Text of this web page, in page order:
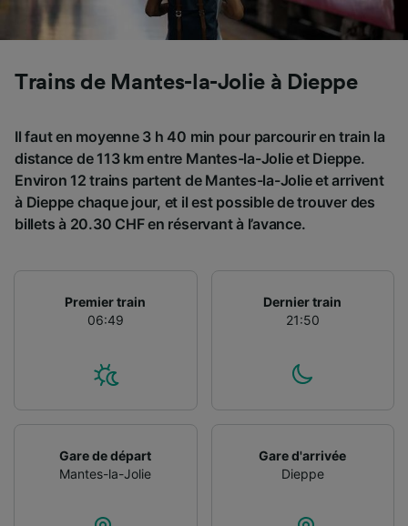
Trains de Mantes-la-Jolie à Dieppe
Il faut en moyenne 3 h 40 min pour parcourir en train la
distance de 113 km entre Mantes-la-Jolie et Dieppe.
Environ 12 trains partent de Mantes-la-Jolie et arrivent
à Dieppe chaque jour, et il est possible de trouver des
billets à 20.30 CHF en réservant à l’avance.
Premier train
06:49
Dernier train
21:50
Gare de départ
Mantes-la-Jolie
Gare d'arrivée
Dieppe
Utiliser des données de géolocalisation
précises. Analyser activement les
l’identification. Stocker et/ou accéder à des
informations sur un appareil. Publicités et
études d’audience et développement de
services.
Liste de nos partenaires (fournisseurs)